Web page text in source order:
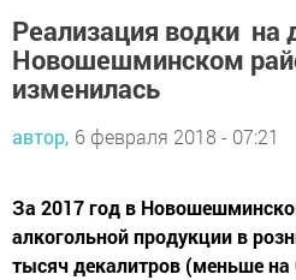
Реализация водки на
Новошешминском
изменилась
автор, 6 февраля 2018 - 07:21
За 2017 год в
алкогольной продукции в
тысяч декалитров (меньше